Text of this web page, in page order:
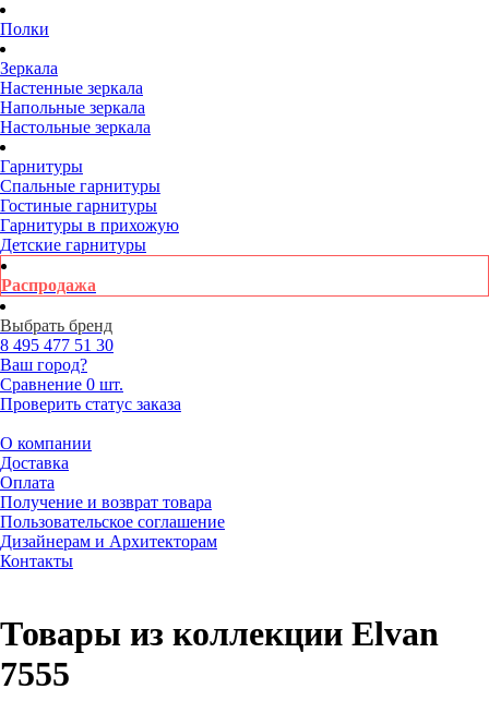
Полки
Зеркала
Настенные зеркала
Напольные зеркала
Настольные зеркала
Гарнитуры
Спальные гарнитуры
Гостиные гарнитуры
Гарнитуры в прихожую
Детские гарнитуры
Распродажа
Выбрать бренд
8 495 477 51 30
Ваш город?
Сравнение 0 шт.
Проверить статус заказа
О компании
Доставка
Оплата
Получение и возврат товара
Пользовательское соглашение
Дизайнерам и Архитекторам
Контакты
Товары из коллекции Elvan
7555